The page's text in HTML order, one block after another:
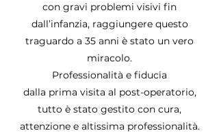
con gravi problemi visivi fin
dall’infanzia, raggiungere questo
traguardo a 35 anni è stato un vero
miracolo.
Professionalità e fiducia
dalla prima visita al post-operatorio,
tutto è stato gestito con cura,
attenzione e altissima professionalità.